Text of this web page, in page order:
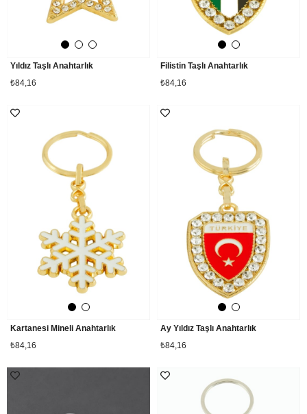
Yıldız Taşlı Anahtarlık
₺84,16
Filistin Taşlı Anahtarlık
₺84,16
Kartanesi Mineli Anahtarlık
₺84,16
Ay Yıldız Taşlı Anahtarlık
₺84,16